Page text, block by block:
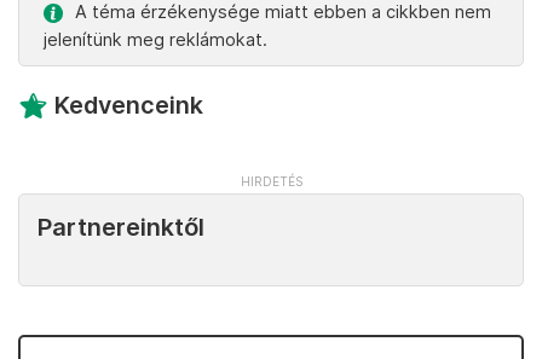
A téma érzékenysége miatt ebben a cikkben nem
jelenítünk meg reklámokat.
Kedvenceink
Partnereinktől